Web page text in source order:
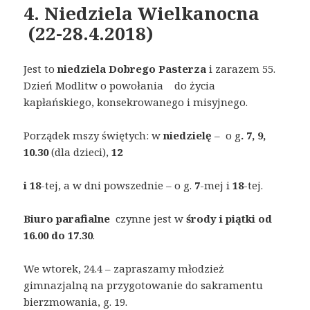
4. Niedziela Wielkanocna
(22-28.4.2018)
Jest toniedziela Dobrego Pasterza i zarazem 55.
Dzień Modlitw o powołania do życia
kapłańskiego, konsekrowanego i misyjnego.
Porządek mszy świętych: wniedzielę – o g. 7, 9,
10.30(dla dzieci),12
i 18-tej, a w dni powszednie – o g. 7-mej i18-tej.
Biuro parafialne czynne jest wśrody i piątki od
16.00 do 17.30.
We wtorek, 24.4 – zapraszamy młodzież
gimnazjalną na przygotowanie do sakramentu
bierzmowania, g. 19.